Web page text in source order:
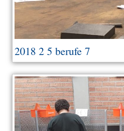
2018 2 5 berufe 7